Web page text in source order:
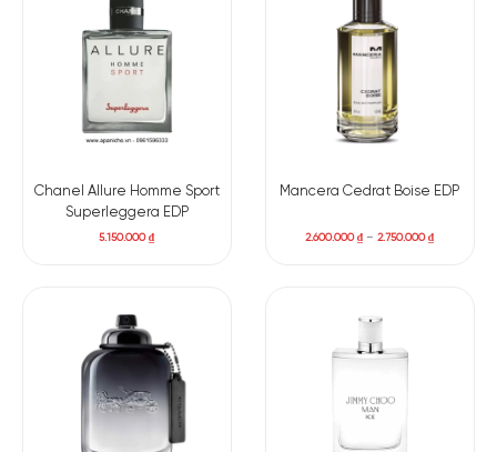
hút. Ngay từ khoảnh khắc đầu tiên, hương chanh và cam
Bergamot bừng lên rõ nét.
Khi lớp hương đầu dần lắng xuống, tầng hương giữa xuất hiện
nhẹ nhàng nhưng đầy tinh tế. Hoa Phong lữ mang đến cảm
giác nam tính, thanh lịch giúp cân bằng mùi hương. Sau đó,
hương lúc này trở nên chững chạc, trưởng thành hơn.
Ở tầng hương cuối, cỏ vetiver và hoắc hương khép lại hành
tượng, đủ tinh tế nhưng không hề phô trương.
Chanel Allure Homme Sport
Superleggera EDP
5.150.000₫
Mancera Cedrat Boise EDP
2.600.000₫ –2.750.000₫